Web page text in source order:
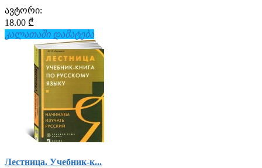
ავტორი:
18.00 ₾
კალათაში დამატება
Лестница. Учебник-к...